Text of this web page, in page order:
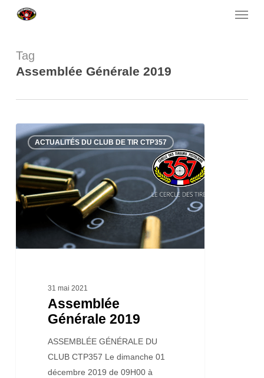
content
Menu
Tag
Assemblée Générale 2019
Assemblée
Générale
2019
ACTUALITÉS DU CLUB DE TIR CTP357
31 mai 2021
Assemblée
Générale 2019
ASSEMBLÉE GÉNÉRALE DU
CLUB CTP357 Le dimanche 01
décembre 2019 de 09H00 à
25